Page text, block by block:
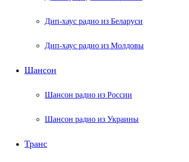
Дип-хаус радио из Беларуси
Дип-хаус радио из Молдовы
Шансон
Шансон радио из России
Шансон радио из Украины
Транс